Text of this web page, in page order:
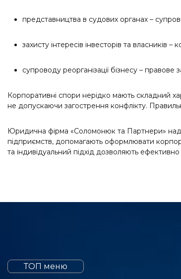
представництва в судових органах –
захисту інтересів інвесторів та власників
супроводу реорганізації бізнесу – правове
Корпоративні спори нерідко мають складний
не допускаючи загострення конфлікту.
Юридична фірма «Соломонюк та Партнери»
підприємств, допомагають оформлювати
та індивідуальний підхід дозволяють
ТОП меню